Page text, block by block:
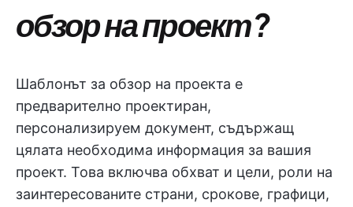
обзор на проект?
Шаблонът за обзор на проекта е
предварително проектиран,
персонализируем документ, съдържащ
цялата необходима информация за вашия
проект. Това включва обхват и цели, роли на
заинтересованите страни, срокове, графици,